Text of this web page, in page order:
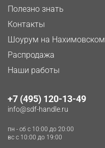
Полезно знать
Контакты
Шоурум на Нахимовском
Распродажа
Наши работы
+7 (495) 120-13-49
info@sdf-handle.ru
пн - сб c 10:00 до 20:00
вс c 10:00 до 19:00